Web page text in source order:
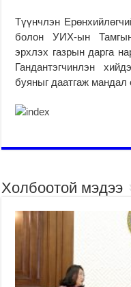
Түүнчлэн
болон УИХ-ын
эрхлэх газрын дарга
Гандантэгчинлэн
буяныг даатгаж мандал
Холбоотой мэдээ